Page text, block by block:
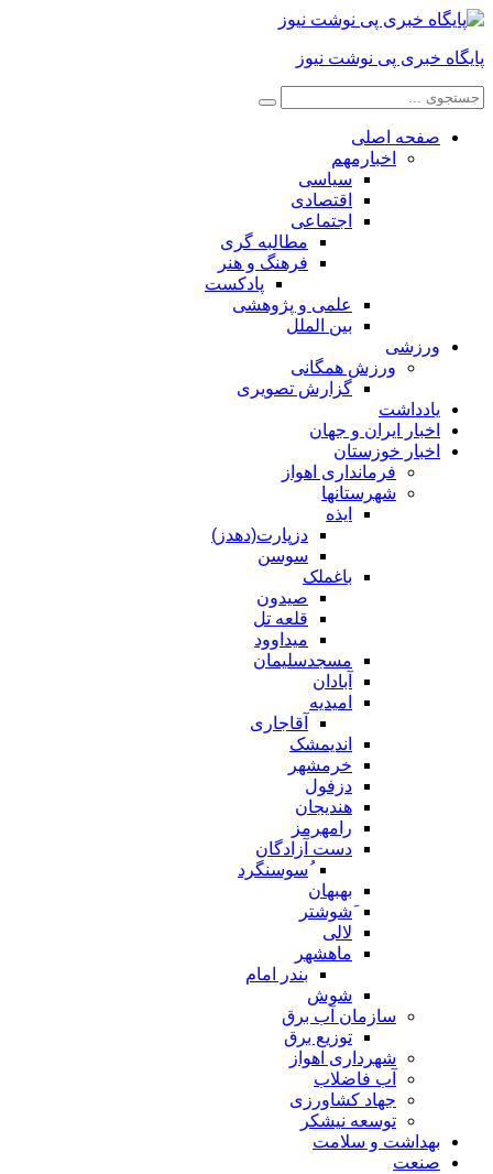
پایگاه خبری پی نوشت نیوز
صفحه اصلی
اخبارمهم
سیاسی
اقتصادی
اجتماعی
مطالبه گری
فرهنگ و هنر
پادکست
علمی و پژوهشی
بین الملل
ورزشی
ورزش همگانی
گزارش تصویری
یادداشت
اخبار ایران و جهان
اخبار خوزستان
فرمانداری اهواز
شهرستانها
ایذه
دزپارت(دهدز)
سوسن
باغملک
صیدون
قلعه تل
میداوود
مسجدسلیمان
آبادان
امیدیه
آقاجاری
اندیمشک
خرمشهر
دزفول
هندیجان
رامهرمز
دست آزادگان
ُسوسنگرد
بهبهان
َشوشتر
لالی
ماهشهر
بندر امام
شوش
سازمان آب برق
توزیع برق
شهرداری اهواز
آب فاضلاب
جهاد کشاورزی
توسعه نیشکر
بهداشت و سلامت
صنعت